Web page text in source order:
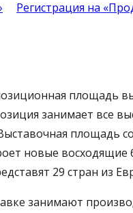
Регистрация на
площадь
занимает все
площадь
новые
29 стран из
занимают